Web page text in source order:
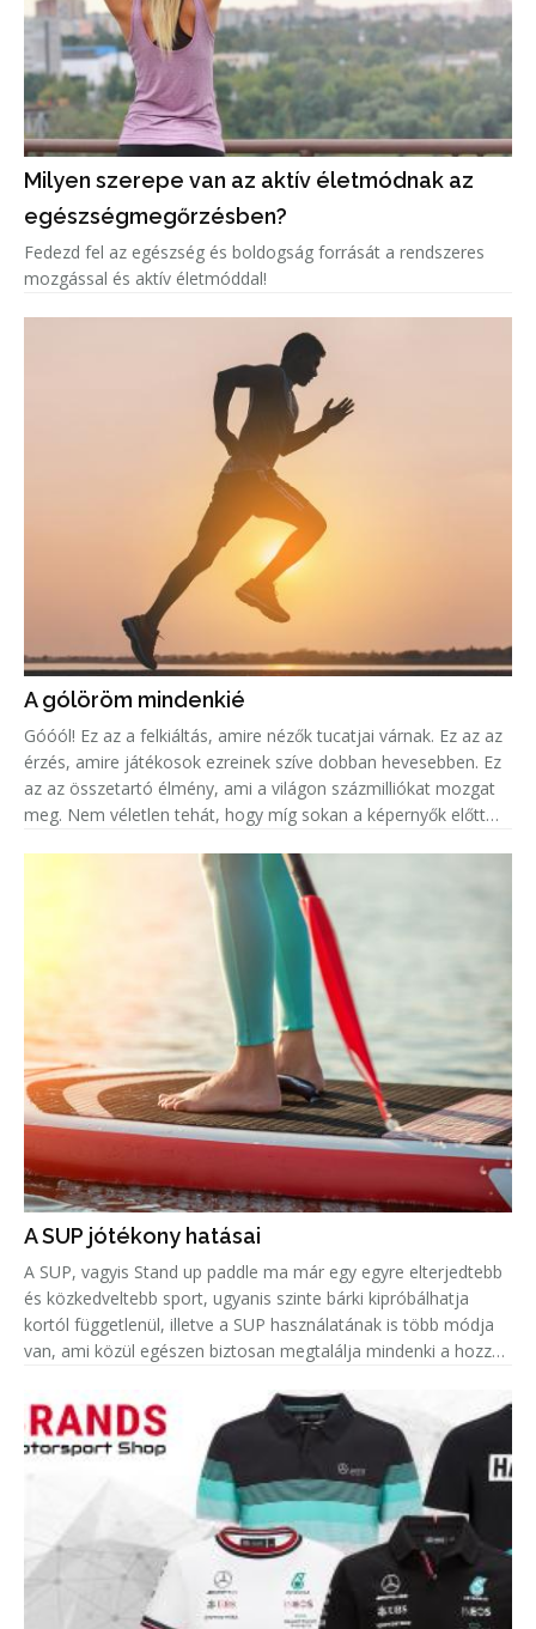
Milyen szerepe van az aktív életmódnak az
egészségmegőrzésben?
Fedezd fel az egészség és boldogság forrását a rendszeres
mozgással és aktív életmóddal!
A gólöröm mindenkié
Góóól! Ez az a felkiáltás, amire nézők tucatjai várnak. Ez az az
érzés, amire játékosok ezreinek szíve dobban hevesebben. Ez
az az összetartó élmény, ami a világon százmilliókat mozgat
meg. Nem véletlen tehát, hogy míg sokan a képernyők előtt
A SUP jótékony hatásai
A SUP, vagyis Stand up paddle ma már egy egyre elterjedtebb
és közkedveltebb sport, ugyanis szinte bárki kipróbálhatja
kortól függetlenül, illetve a SUP használatának is több módja
van, ami közül egészen biztosan megtalálja mindenki a hozzá